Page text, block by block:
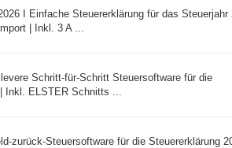
I Einfache Steuererklärung für das Steuerjahr
| Inkl. 3 A ...
Schritt-für-Schritt Steuersoftware für die
Inkl. ELSTER Schnitts ...
zurück-Steuersoftware für die Steuererklärung